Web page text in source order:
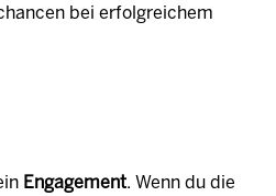
bei erfolgreichem
Engagement. Wenn du die